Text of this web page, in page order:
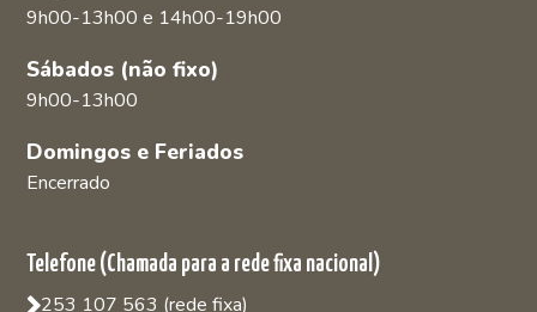
9h00-13h00 e 14h00-19h00
Sábados (não fixo)
9h00-13h00
Domingos e Feriados
Encerrado
Telefone (Chamada para a rede fixa nacional)
253 107 563 (rede fixa)